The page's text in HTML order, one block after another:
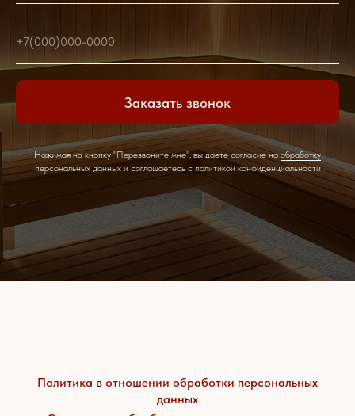
+7(000)000-0000
Заказать звонок
Нажимая на кнопку "Перезвоните мне", вы даете согласие наобработку
персональных данныхи соглашаетесь c политикой конфиденциальности
Политика в отношении обработки персональных
данных